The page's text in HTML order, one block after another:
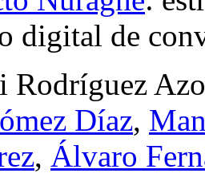
digital de
Rodríguez
Díaz,
, Álvaro